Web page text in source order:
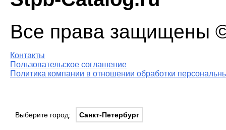
Все права защищены
Контакты
Пользовательское соглашение
Политика компании в отношении обработки
Выберите город: Санкт-Петербург